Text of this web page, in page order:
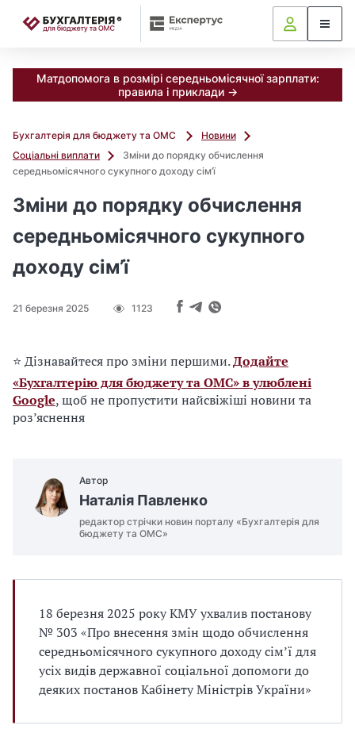
Матдопомога в розмірі середньомісячної зарплати:
правила і приклади →
Бухгалтерія для бюджету та ОМС
Новини
Соціальні виплати
Зміни до порядку обчислення
середньомісячного сукупного доходу сім’ї
Зміни до порядку обчислення
середньомісячного сукупного
доходу сім’ї
21 березня 2025 1123
⭐ Дізнавайтеся про зміни першими.Додайте
«Бухгалтерію для бюджету та ОМС» в улюблені
Google, щоб не пропустити найсвіжіші новини та
роз’яснення
Автор
Наталія Павленко
редактор стрічки новин порталу «Бухгалтерія для
бюджету та ОМС»
18 березня 2025 року КМУ ухвалив постанову
№ 303 «Про внесення змін щодо обчислення
середньомісячного сукупного доходу сім’ї для
усіх видів державної соціальної допомоги до
деяких постанов Кабінету Міністрів України»